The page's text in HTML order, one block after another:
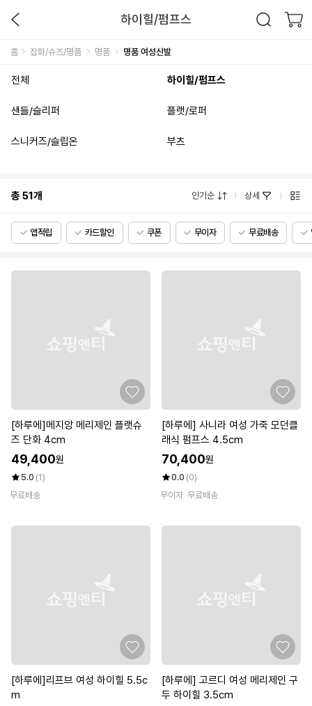
하이힐/펌프스
홈 잡화/슈즈/명품 명품 명품 여성신발
전체 하이힐/펌프스
샌들/슬리퍼 플랫/로퍼
스니커즈/슬립온 부츠
총51개 인기순 상세
앱적립 카드할인 쿠폰 무이자 무료배송
[하루에]메지앙 메리제인 플랫슈
즈 단화 4cm
49,400원
5.0 (1)
무료배송
[하루에] 사니라 여성 가죽 모던클
래식 펌프스 4.5cm
70,400원
0.0 (0)
무이자 무료배송
[하루에]리프브 여성 하이힐 5.5c
m
[하루에] 고르디 여성 메리제인 구
두 하이힐 3.5cm